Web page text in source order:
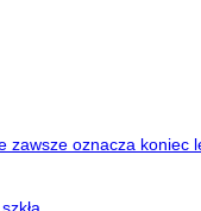
zawsze oznacza koniec